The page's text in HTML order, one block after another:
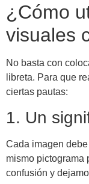
¿Cómo
visuales
No basta con
libreta. Para que
ciertas pautas:
1. Un
Cada imagen
mismo pictograma
confusión y